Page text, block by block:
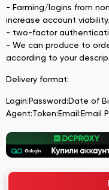
- Farming/logins from
increase account viability.
- two-factor
- We can produce to
according to your
Delivery format:
Login:Password:Date of
Agent:Token:Email:Email